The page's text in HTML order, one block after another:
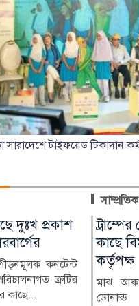
সারাদেশে টাইফয়েড টিকাদান
সাম্প্রতিক
তদন্তে
প্রেসিডেন্ট
হেলিকপ্টার
অনলাইনে
ব্যক্তিগত